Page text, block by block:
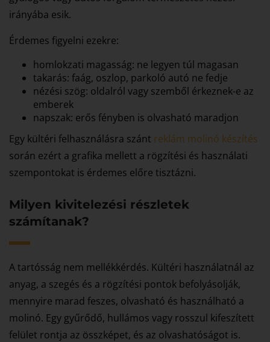
irányába esik.
Érdemes figyelni ezekre:
homlokzati magasság: ne legyen túl magasan
takarás: faág, oszlop, parkoló autó ne fedje
nézési szög: oldalról vagy szemből érkeznek-e az
emberek
napszak: erős fényben is olvasható maradjon
Egy kültéri felhasználásra szánt reklám molinó készítés
során ezért a grafika mellett a rögzítési és használati
szempontokat is érdemes előre tisztázni.
Milyen kivitelezési részletek
számítanak?
A tartósság nem mellékkérdés. Kültéri használatnál az
anyag, a szegés és a rögzítési pontok befolyásolják,
mennyire marad feszes, olvasható és használható a
molinó. Egy gyűrődő, hullámos vagy rosszul kifeszített
felület rontja az összképet, és az olvashatóságot is.